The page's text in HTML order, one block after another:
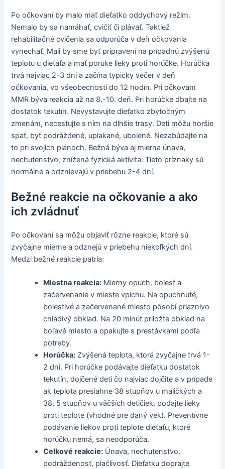
Po očkovaní by malo mať dieťatko oddychový režim.
Nemalo by sa namáhať, cvičiť či plávať. Taktiež
rehabilitačné cvičenia sa odporúča v deň očkovania
vynechať. Mali by sme byť pripravení na prípadnú zvýšenú
teplotu u dieťaťa a mať poruke lieky proti horúčke. Horúčka
trvá najviac 2-3 dni a začína typicky večer v deň
očkovania, vo všeobecnosti do 12 hodín. Pri očkovaní
MMR býva reakcia až na 8.-10. deň. Pri horúčke dbajte na
dostatok tekutín. Nevystavujte dieťatko zbytočným
zmenám, necestujte s ním na dlhšie trasy. Deti môžu horšie
spať, byť podráždené, uplakané, ubolené. Nezabúdajte na
to pri svojich plánoch. Bežná býva aj mierna únava,
nechutenstvo, znížená fyzická aktivita. Tieto príznaky sú
normálne a odznievajú v priebehu 2-4 dní.
Bežné reakcie na očkovanie a ako
ich zvládnuť
Po očkovaní sa môžu objaviť rôzne reakcie, ktoré sú
zvyčajne mierne a odznejú v priebehu niekoľkých dní.
Medzi bežné reakcie patria:
Miestna reakcia: Mierny opuch, bolesť a
začervenanie v mieste vpichu. Na opuchnuté,
bolestivé a začervenané miesto pôsobí priaznivo
chladivý obklad. Na 20 minút priložte obklad na
boľavé miesto a opakujte s prestávkami podľa
potreby.
Horúčka: Zvýšená teplota, ktorá zvyčajne trvá 1-
2 dni. Pri horúčke podávajte dieťatku dostatok
tekutín, dojčené deti čo najviac dojčite a v prípade
ak teplota presiahne 38 stupňov u maličkých a
38, 5 stupňov u väčších detičiek, podajte lieky
proti teplote (vhodné pre daný vek). Preventívne
podávanie liekov proti teplote dieťaťu, ktoré
horúčku nemá, sa neodporúča.
Celkové reakcie: Únava, nechutenstvo,
podráždenosť, plačlivosť. Dieťatku doprajte